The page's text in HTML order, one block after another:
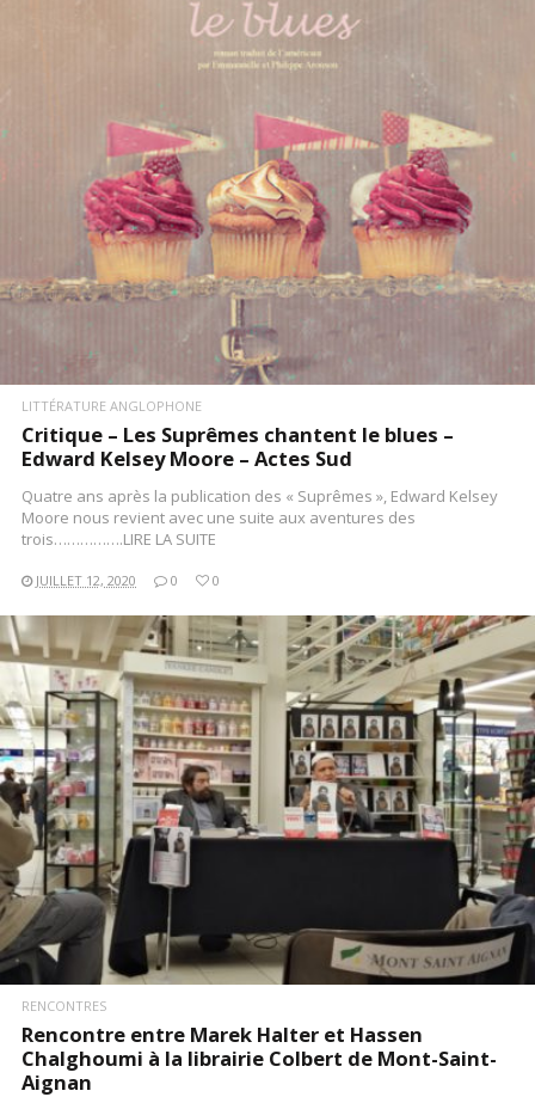
LIRE LA SUITE
LITTÉRATURE ANGLOPHONE
Critique – Les Suprêmes chantent le blues –
Edward Kelsey Moore – Actes Sud
Quatre ans après la publication des « Suprêmes », Edward Kelsey
Moore nous revient avec une suite aux aventures des
trois…………….LIRE LA SUITE
JUILLET 12, 2020 0 0
LIRE LA SUITE
RENCONTRES
Rencontre entre Marek Halter et Hassen
Chalghoumi à la librairie Colbert de Mont-Saint-
Aignan